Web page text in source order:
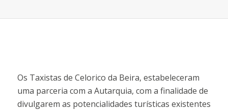
Os Taxistas de Celorico da Beira, estabeleceram
uma parceria com a Autarquia, com a finalidade de
divulgarem as potencialidades turísticas existentes